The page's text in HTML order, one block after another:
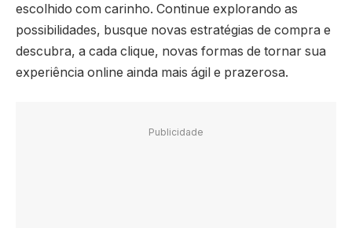
escolhido com carinho. Continue explorando as
possibilidades, busque novas estratégias de compra e
descubra, a cada clique, novas formas de tornar sua
experiência online ainda mais ágil e prazerosa.
Publicidade